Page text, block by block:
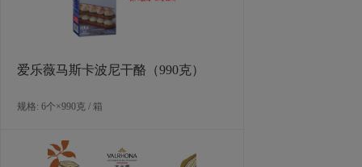
爱乐薇马斯卡波尼干酪（990克）
规格: 6个×990克 / 箱